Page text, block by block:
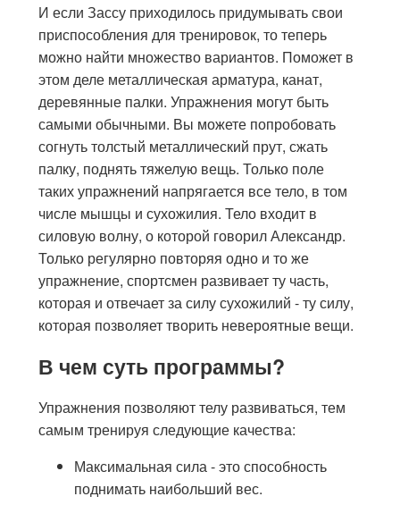
И если Зассу приходилось придумывать свои
приспособления для тренировок, то теперь
можно найти множество вариантов. Поможет в
этом деле металлическая арматура, канат,
деревянные палки. Упражнения могут быть
самыми обычными. Вы можете попробовать
согнуть толстый металлический прут, сжать
палку, поднять тяжелую вещь. Только поле
таких упражнений напрягается все тело, в том
числе мышцы и сухожилия. Тело входит в
силовую волну, о которой говорил Александр.
Только регулярно повторяя одно и то же
упражнение, спортсмен развивает ту часть,
которая и отвечает за силу сухожилий - ту силу,
которая позволяет творить невероятные вещи.
В чем суть программы?
Упражнения позволяют телу развиваться, тем
самым тренируя следующие качества:
Максимальная сила - это способность
поднимать наибольший вес.